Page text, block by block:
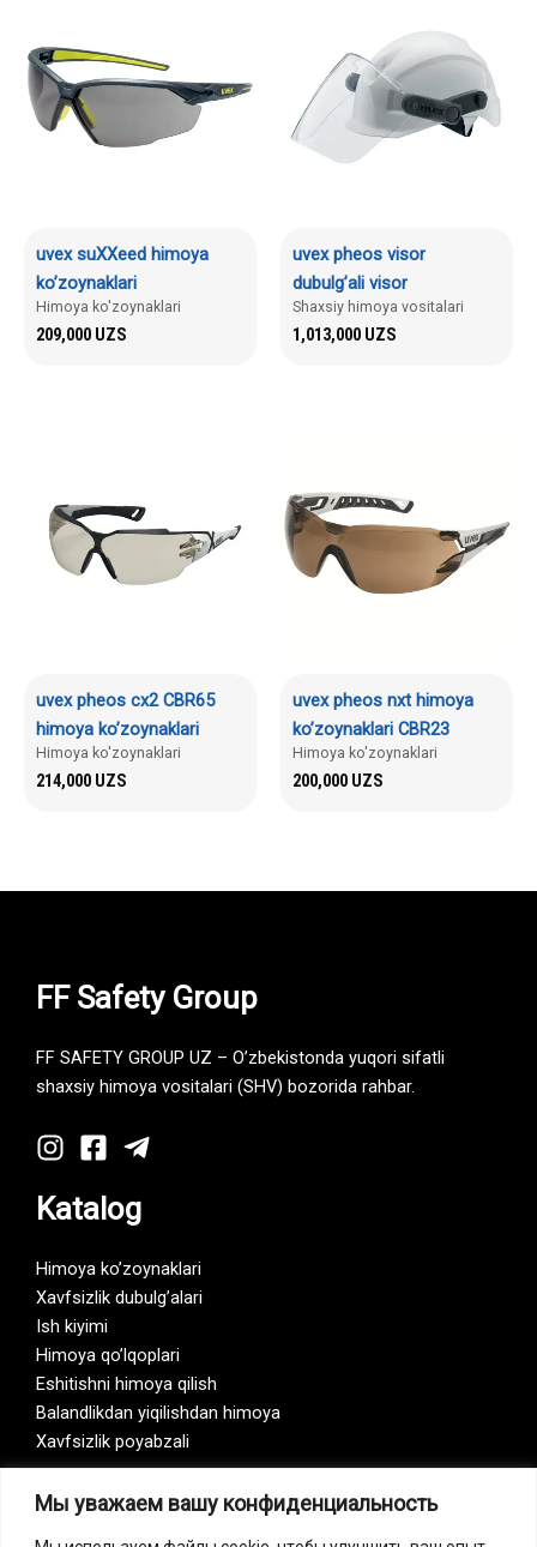
Мы уважаем вашу конфиденциальность
uvex suXXeed himoya
ko’zoynaklari
Himoya ko'zoynaklari
209,000 UZS
uvex pheos visor
dubulg’ali visor
Shaxsiy himoya vositalari
1,013,000 UZS
uvex pheos cx2 CBR65
himoya ko’zoynaklari
Himoya ko'zoynaklari
214,000 UZS
uvex pheos nxt himoya
ko’zoynaklari CBR23
Himoya ko'zoynaklari
200,000 UZS
FF Safety Group
FF SAFETY GROUP UZ – O’zbekistonda yuqori sifatli
shaxsiy himoya vositalari (SHV) bozorida rahbar.
Katalog
Himoya ko’zoynaklari
Xavfsizlik dubulg’alari
Ish kiyimi
Himoya qo’lqoplari
Eshitishni himoya qilish
Balandlikdan yiqilishdan himoya
Xavfsizlik poyabzali